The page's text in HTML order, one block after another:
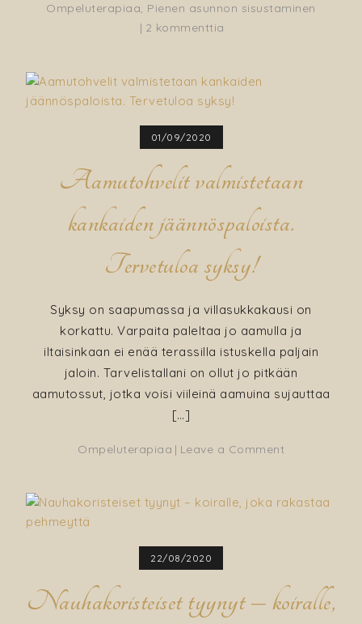
Ompeluterapiaa, Pienen asunnon sisustaminen
2 kommenttia
päivitys
–
ja
metallihyllyllä
säilytystilaa
01/09/2020
Aamutohvelit valmistetaan
kankaiden jäännöspaloista.
Tervetuloa syksy!
Syksy on saapumassa ja villasukkakausi on
korkattu. Varpaita paleltaa jo aamulla ja
iltaisinkaan ei enää terassilla istuskella paljain
jaloin. Tarvelistallani on ollut jo pitkään
aamutossut, jotka voisi viileinä aamuina sujauttaa
[…]
Ompeluterapiaa Leave a Comment
kankaiden
22/08/2020
Nauhakoristeiset tyynyt – koiralle,